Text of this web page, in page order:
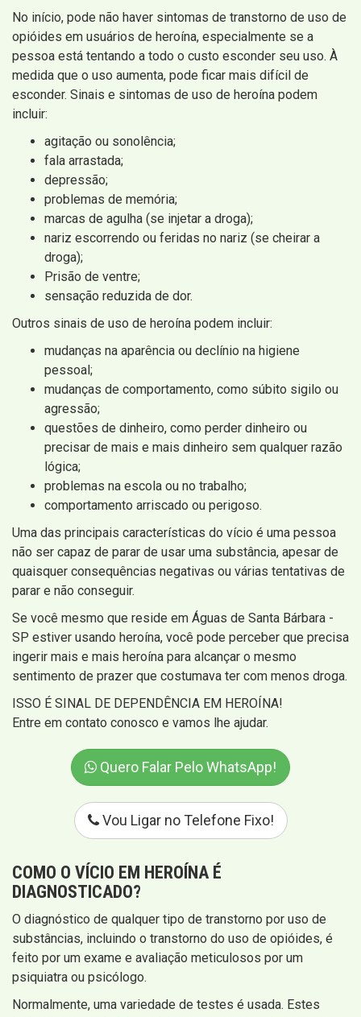
No início, pode não haver sintomas de transtorno de uso de
opióides em usuários de heroína, especialmente se a
pessoa está tentando a todo o custo esconder seu uso. À
medida que o uso aumenta, pode ficar mais difícil de
esconder. Sinais e sintomas de uso de heroína podem
incluir:
agitação ou sonolência;
fala arrastada;
depressão;
problemas de memória;
marcas de agulha (se injetar a droga);
nariz escorrendo ou feridas no nariz (se cheirar a
droga);
Prisão de ventre;
sensação reduzida de dor.
Outros sinais de uso de heroína podem incluir:
mudanças na aparência ou declínio na higiene
pessoal;
mudanças de comportamento, como súbito sigilo ou
agressão;
questões de dinheiro, como perder dinheiro ou
precisar de mais e mais dinheiro sem qualquer razão
lógica;
problemas na escola ou no trabalho;
comportamento arriscado ou perigoso.
Uma das principais características do vício é uma pessoa
não ser capaz de parar de usar uma substância, apesar de
quaisquer consequências negativas ou várias tentativas de
parar e não conseguir.
Se você mesmo que reside em Águas de Santa Bárbara -
SP estiver usando heroína, você pode perceber que precisa
ingerir mais e mais heroína para alcançar o mesmo
sentimento de prazer que costumava ter com menos droga.
ISSO É SINAL DE DEPENDÊNCIA EM HEROÍNA!
Entre em contato conosco e vamos lhe ajudar.
Quero Falar Pelo WhatsApp!
Vou Ligar no Telefone Fixo!
COMO O VÍCIO EM HEROÍNA É
DIAGNOSTICADO?
O diagnóstico de qualquer tipo de transtorno por uso de
substâncias, incluindo o transtorno do uso de opióides, é
feito por um exame e avaliação meticulosos por um
psiquiatra ou psicólogo.
Normalmente, uma variedade de testes é usada. Estes